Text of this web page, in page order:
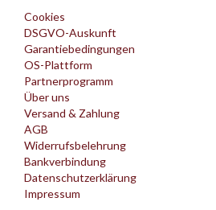
Cookies
DSGVO-Auskunft
Garantiebedingungen
OS-Plattform
Partnerprogramm
Über uns
Versand & Zahlung
AGB
Widerrufsbelehrung
Bankverbindung
Datenschutzerklärung
Impressum